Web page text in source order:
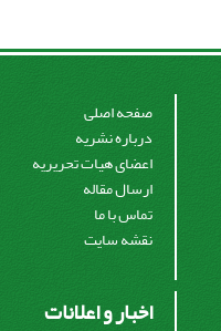
صفحه اصلی
درباره نشریه
اعضای هیات تحریریه
ارسال مقاله
تماس با ما
نقشه سایت
اخبار و اعلانات